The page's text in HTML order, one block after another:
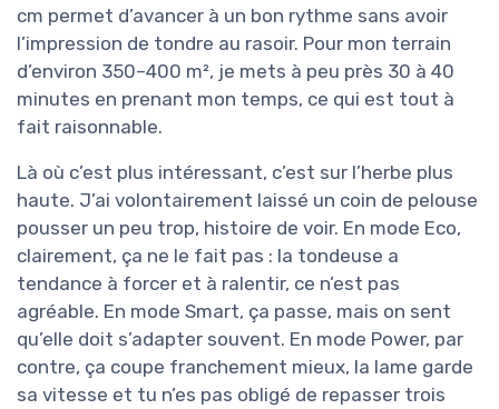
cm permet d’avancer à un bon rythme sans avoir
l’impression de tondre au rasoir. Pour mon terrain
d’environ 350–400 m², je mets à peu près 30 à 40
minutes en prenant mon temps, ce qui est tout à
fait raisonnable.
Là où c’est plus intéressant, c’est sur l’herbe plus
haute. J’ai volontairement laissé un coin de pelouse
pousser un peu trop, histoire de voir. En mode Eco,
clairement, ça ne le fait pas : la tondeuse a
tendance à forcer et à ralentir, ce n’est pas
agréable. En mode Smart, ça passe, mais on sent
qu’elle doit s’adapter souvent. En mode Power, par
contre, ça coupe franchement mieux, la lame garde
sa vitesse et tu n’es pas obligé de repasser trois